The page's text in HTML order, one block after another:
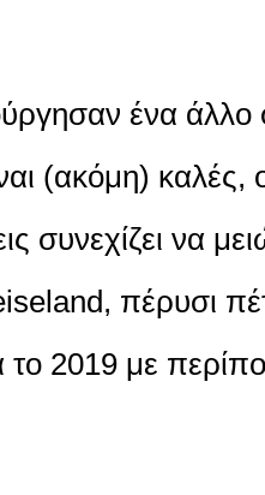
ένα άλλο
(ακόμη) καλές,
συνεχίζει να
πέρυσι
το 2019 με